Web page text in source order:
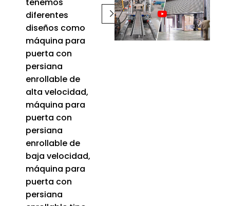
diferentes
diseños como
máquina para
puerta con
persiana
enrollable de
alta velocidad,
máquina para
puerta con
persiana
enrollable de
baja velocidad,
máquina para
puerta con
persiana